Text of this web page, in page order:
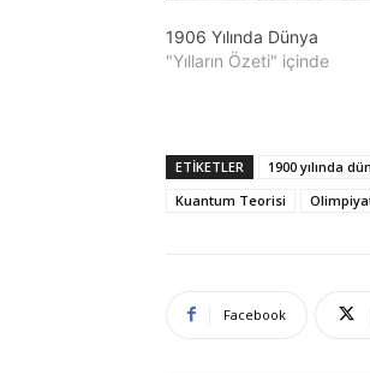
1906 Yılında Dünya
"Yılların Özeti" içinde
ETIKETLER 1900 yılında
Kuantum Teorisi
Facebook